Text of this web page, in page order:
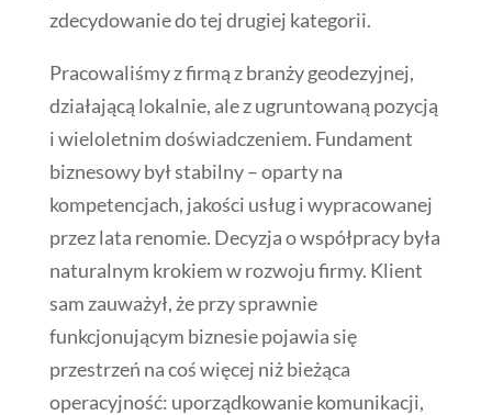
zdecydowanie do tej drugiej kategorii.
Pracowaliśmy z firmą z branży geodezyjnej,
działającą lokalnie, ale z ugruntowaną pozycją
i wieloletnim doświadczeniem. Fundament
biznesowy był stabilny – oparty na
kompetencjach, jakości usług i wypracowanej
przez lata renomie. Decyzja o współpracy była
naturalnym krokiem w rozwoju firmy. Klient
sam zauważył, że przy sprawnie
funkcjonującym biznesie pojawia się
przestrzeń na coś więcej niż bieżąca
operacyjność: uporządkowanie komunikacji,